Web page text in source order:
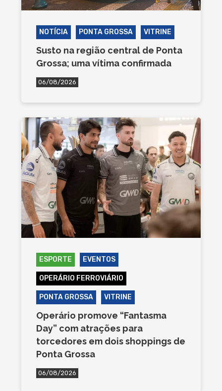
NOTÍCIA PONTA GROSSA VITRINE
Susto na região central de Ponta
Grossa; uma vítima confirmada
06/08/2026
ESPORTE EVENTOS
OPERÁRIO FERROVIÁRIO
PONTA GROSSA VITRINE
Operário promove “Fantasma
Day” com atrações para
torcedores em dois shoppings de
Ponta Grossa
06/08/2026